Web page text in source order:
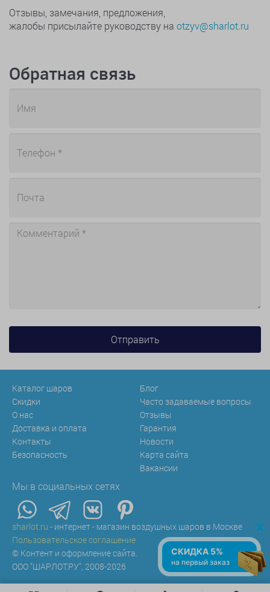
Отзывы, замечания, предложения,
жалобы присылайте руководству на otzyv@sharlot.ru
Обратная связь
Каталог шаров
Скидки
О нас
Доставка и оплата
Контакты
Безопасность
Блог
Часто задаваемые вопросы
Отзывы
Гарантия
Новости
Карта сайта
Вакансии
Мы в социальных сетях
sharlot.ru - интернет - магазин воздушных шаров в Москве
Пользовательское соглашение
© Контент и оформление сайта.
ООО "ШАРЛОТ.РУ", 2008-2026
x
СКИДКА 5%
на первый заказ